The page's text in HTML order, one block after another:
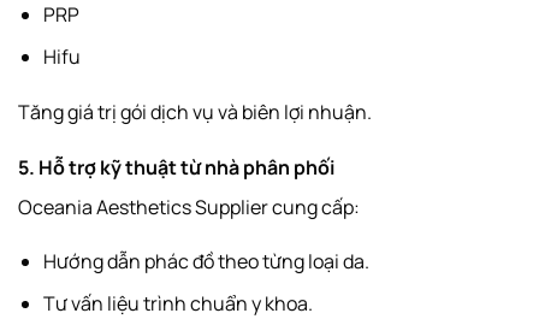
PRP
Hifu
Tăng giá trị gói dịch vụ và biên lợi nhuận.
5. Hỗ trợ kỹ thuật từ nhà phân phối
Oceania Aesthetics Supplier cung cấp:
Hướng dẫn phác đồ theo từng loại da.
Tư vấn liệu trình chuẩn y khoa.